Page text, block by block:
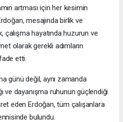
artması için her kesimin
mesajında birlik ve
çalışma hayatında huzurun ve
olarak gerekli adımların
etti.
günü değil, aynı zamanda
ve dayanışma ruhunun güçlendiği
eden Erdoğan, tüm çalışanlara
bulundu.